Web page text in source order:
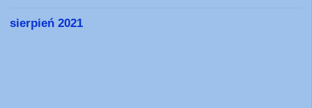
sierpień 2021